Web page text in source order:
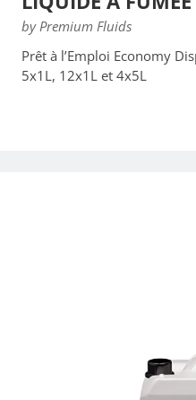
by Premium Fluids
Prêt à l’Emploi Economy
5x1L, 12x1L et 4x5L